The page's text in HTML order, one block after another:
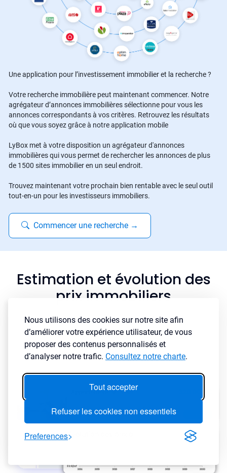
Nous utilisons des cookies sur notre site afin
d’améliorer votre expérience utilisateur, de vous
proposer des contenus personnalisés et
d’analyser notre trafic. Consultez notre charte.
Tout accepter
Refuser les cookies non essentiels
Preferences
Une application pour l’investissement immobilier et la recherche ?
Votre recherche immobilière peut maintenant commencer. Notre
agrégateur d’annonces immobilières sélectionne pour vous les
annonces correspondants à vos critères. Retrouvez les résultats
où que vous soyez grâce à notre application mobile
LyBox met à votre disposition un agrégateur d'annonces
immobilières qui vous permet de rechercher les annonces de plus
de 1500 sites immobilier en un seul endroit.
Trouvez maintenant votre prochain bien rentable avec le seul outil
tout-en-un pour les investisseurs immobiliers.
Commencer une recherche →
Estimation et évolution des
prix immobiliers